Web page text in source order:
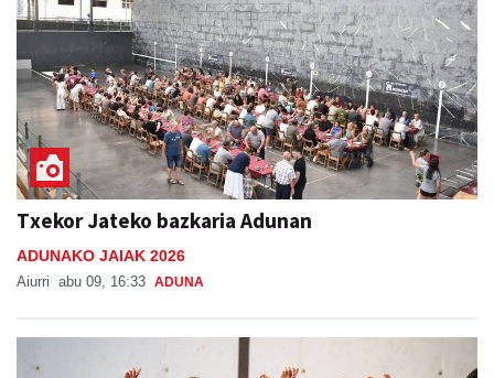
Txekor Jateko bazkaria Adunan
ADUNAKO JAIAK 2026
Aiurri abu 09, 16:33 ADUNA